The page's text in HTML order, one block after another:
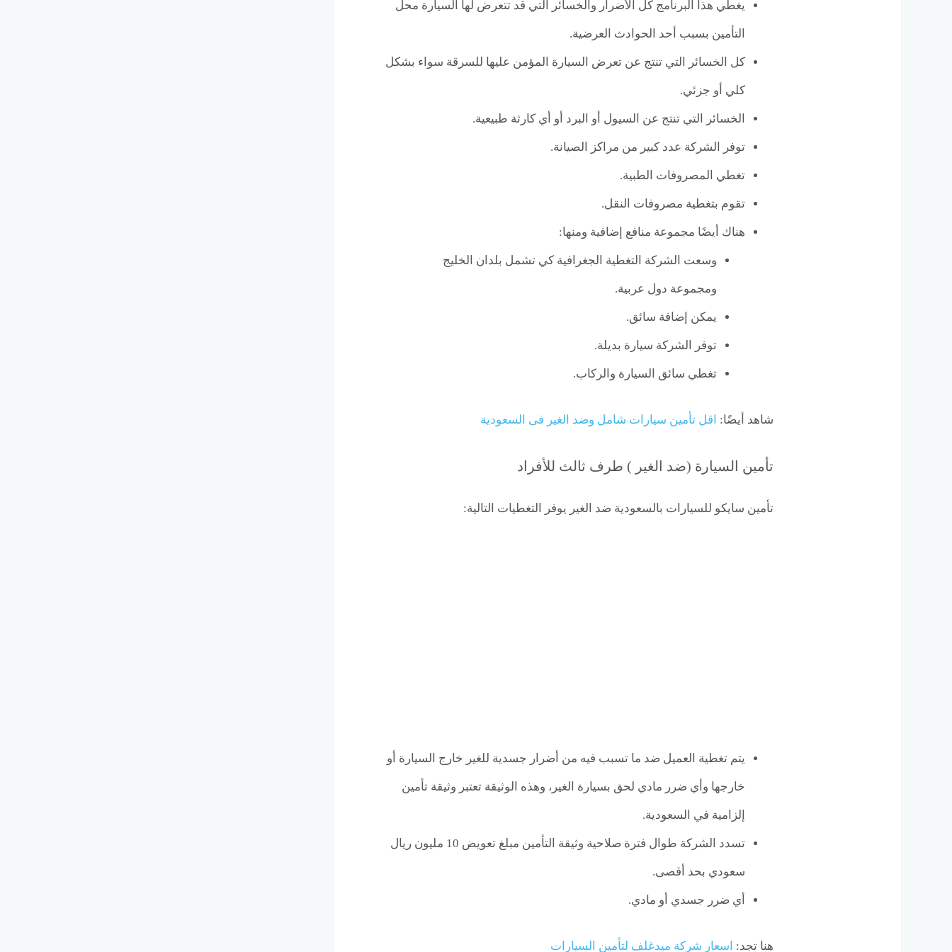
يغطي هذا البرنامج كل الأضرار والخسائر التي قد تتعرض لها السيارة محل
التأمين بسبب أحد الحوادث العرضية.
كل الخسائر التي تنتج عن تعرض السيارة المؤمن عليها للسرقة سواء بشكل
كلي أو جزئي.
الخسائر التي تنتج عن السيول أو البرد أو أي كارثة طبيعية.
توفر الشركة عدد كبير من مراكز الصيانة.
تغطي المصروفات الطبية.
تقوم بتغطية مصروفات النقل.
هناك أيضًا مجموعة منافع إضافية ومنها:
وسعت الشركة التغطية الجغرافية كي تشمل بلدان الخليج
ومجموعة دول عربية.
يمكن إضافة سائق.
توفر الشركة سيارة بديلة.
تغطي سائق السيارة والركاب.
شاهد أيضًا: اقل تأمين سيارات شامل وضد الغير فى السعودية
تأمين السيارة (ضد الغير ) طرف ثالث للأفراد
تأمين سايكو للسيارات بالسعودية ضد الغير يوفر التغطيات التالية:
يتم تغطية العميل ضد ما تسبب فيه من أضرار جسدية للغير خارج السيارة أو
خارجها وأي ضرر مادي لحق بسيارة الغير، وهذه الوثيقة تعتبر وثيقة تأمين
إلزامية في السعودية.
تسدد الشركة طوال فترة صلاحية وثيقة التأمين مبلغ تعويض 10 مليون ريال
سعودي بحد أقصى.
أي ضرر جسدي أو مادي.
هنا تجد: اسعار شركة ميدغلف لتأمين السيارات